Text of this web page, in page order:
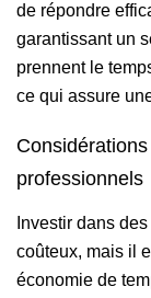
de répondre
garantissant un
prennent le
ce qui assure
professionnels
Investir dans
coûteux, mais il
économie de